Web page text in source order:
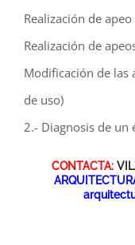
Realización de
Realización de
Modificación de las
de uso)
2.- Diagnosis de
CONTACTA: